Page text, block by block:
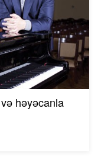
həyəcanla